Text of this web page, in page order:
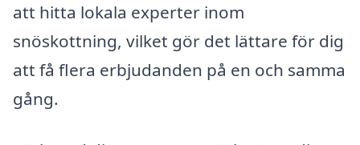
att hitta lokala experter inom
snöskottning, vilket gör det lättare för dig
att få flera erbjudanden på en och samma
gång.